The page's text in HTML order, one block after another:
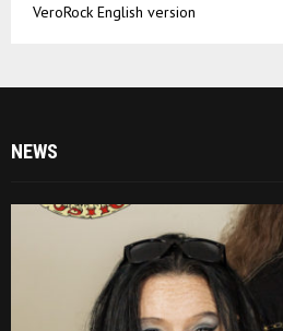
VeroRock English version
NEWS